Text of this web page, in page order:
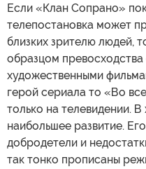
Если «Клан Сопрано»
телепостановка может
близких зрителю людей,
образцом
художественными
герой сериала то «Во
только на телевидении.
наибольшее развитие.
добродетели и
так тонко прописаны